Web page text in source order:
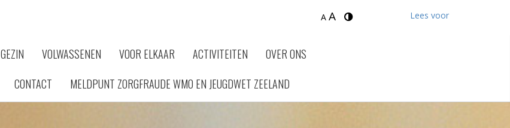
A A Lees voor
GEZIN VOLWASSENEN VOOR ELKAAR ACTIVITEITEN
OVER ONS
CONTACT MELDPUNT ZORGFRAUDE WMO EN JEUGDWET ZEELAND